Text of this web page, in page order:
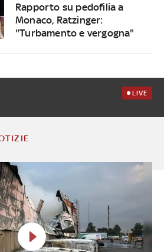
Rapporto su pedofilia a
Monaco, Ratzinger:
"Turbamento e vergogna"
LIVE